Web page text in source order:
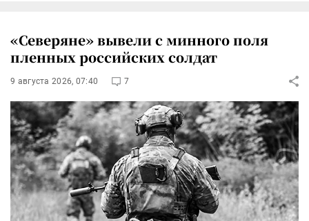
«Северяне» вывели с минного поля
пленных российских солдат
9 августа 2026, 07:40 7